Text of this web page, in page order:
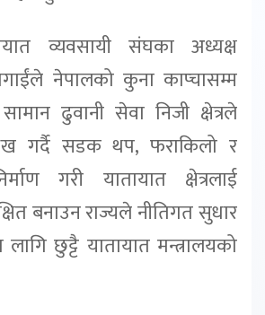
व्यवसायी संघका अध्यक्ष
नेपालको कुना काप्चासम्म
ढुवानी सेवा निजी क्षेत्रले
गर्दै सडक थप, फराकिलो र
गरी यातायात क्षेत्रलाई
बनाउन राज्यले नीतिगत सुधार
छुट्टै यातायात मन्त्रालयको